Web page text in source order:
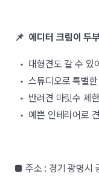
📌 에디터 크림이 두
• 대형견도 갈 수 있
• 스튜디오로 특별
• 반려견 마릿수 제
• 예쁜 인테리어로
■ 주소 : 경기 광명시